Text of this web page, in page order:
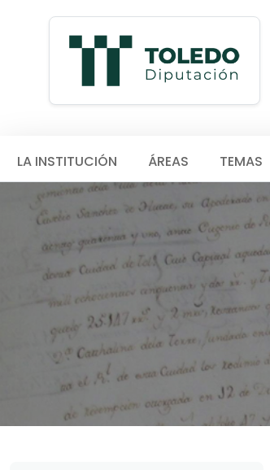
LA INSTITUCIÓN ÁREAS TEMAS